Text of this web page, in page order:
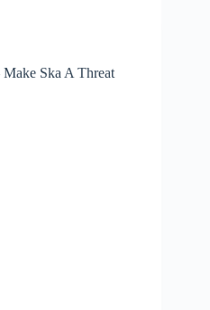
Ska A Threat